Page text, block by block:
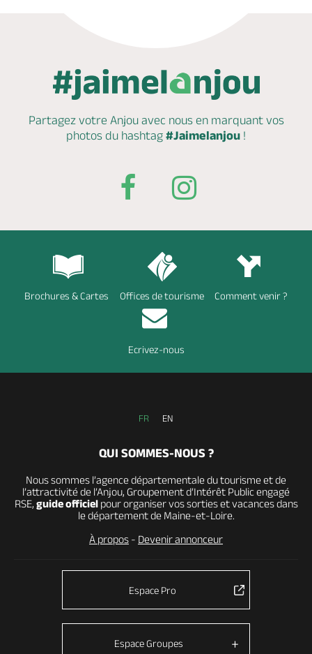
Partagez votre Anjou avec nous en marquantvos
photos du hashtag #Jaimelanjou !
Brochures & Cartes Offices de tourisme Comment venir ?
Ecrivez-nous
FR EN
QUI SOMMES-NOUS ?
Nous sommes l’agence départementale du tourisme et de
l’attractivité de l’Anjou, Groupement d’Intérêt Public engagé
RSE, guide officielpour organiser vos sorties et vacances dans
le département de Maine-et-Loire.
À propos - Devenir annonceur
Espace Pro
Espace Groupes